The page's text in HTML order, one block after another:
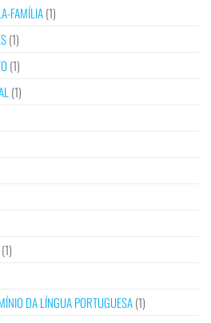
FAMÍLIA(1)
(1)
(1)
(1)
(1)
DA LÍNGUA PORTUGUESA(1)